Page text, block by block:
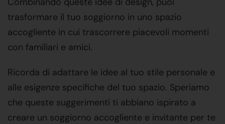
trasformare il tuo soggiorno in uno spazio
accogliente in cui trascorrere piacevoli momenti
con familiari e amici.
Ricorda di adattare le idee al tuo stile personale e
alle esigenze specifiche del tuo spazio. Speriamo
che queste suggerimenti ti abbiano ispirato a
creare un soggiorno accogliente e invitante per te